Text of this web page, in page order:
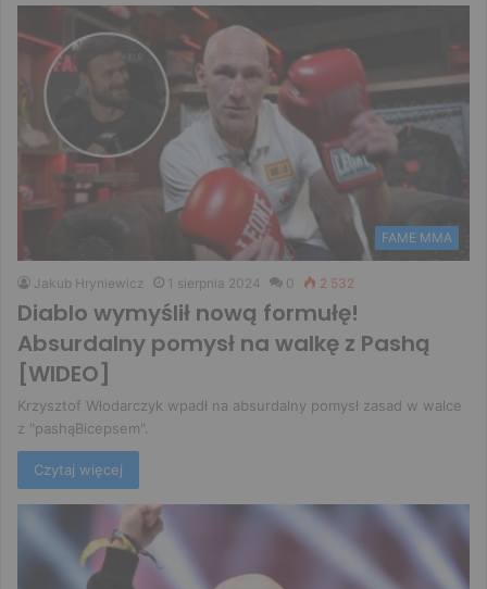
FAME MMA
Jakub Hryniewicz 1 sierpnia 2024 0 2 532
Diablo wymyślił nową formułę!
Absurdalny pomysł na walkę z Pashą
[WIDEO]
Krzysztof Włodarczyk wpadł na absurdalny pomysł zasad w walce
z "pashąBicepsem".
Czytaj więcej